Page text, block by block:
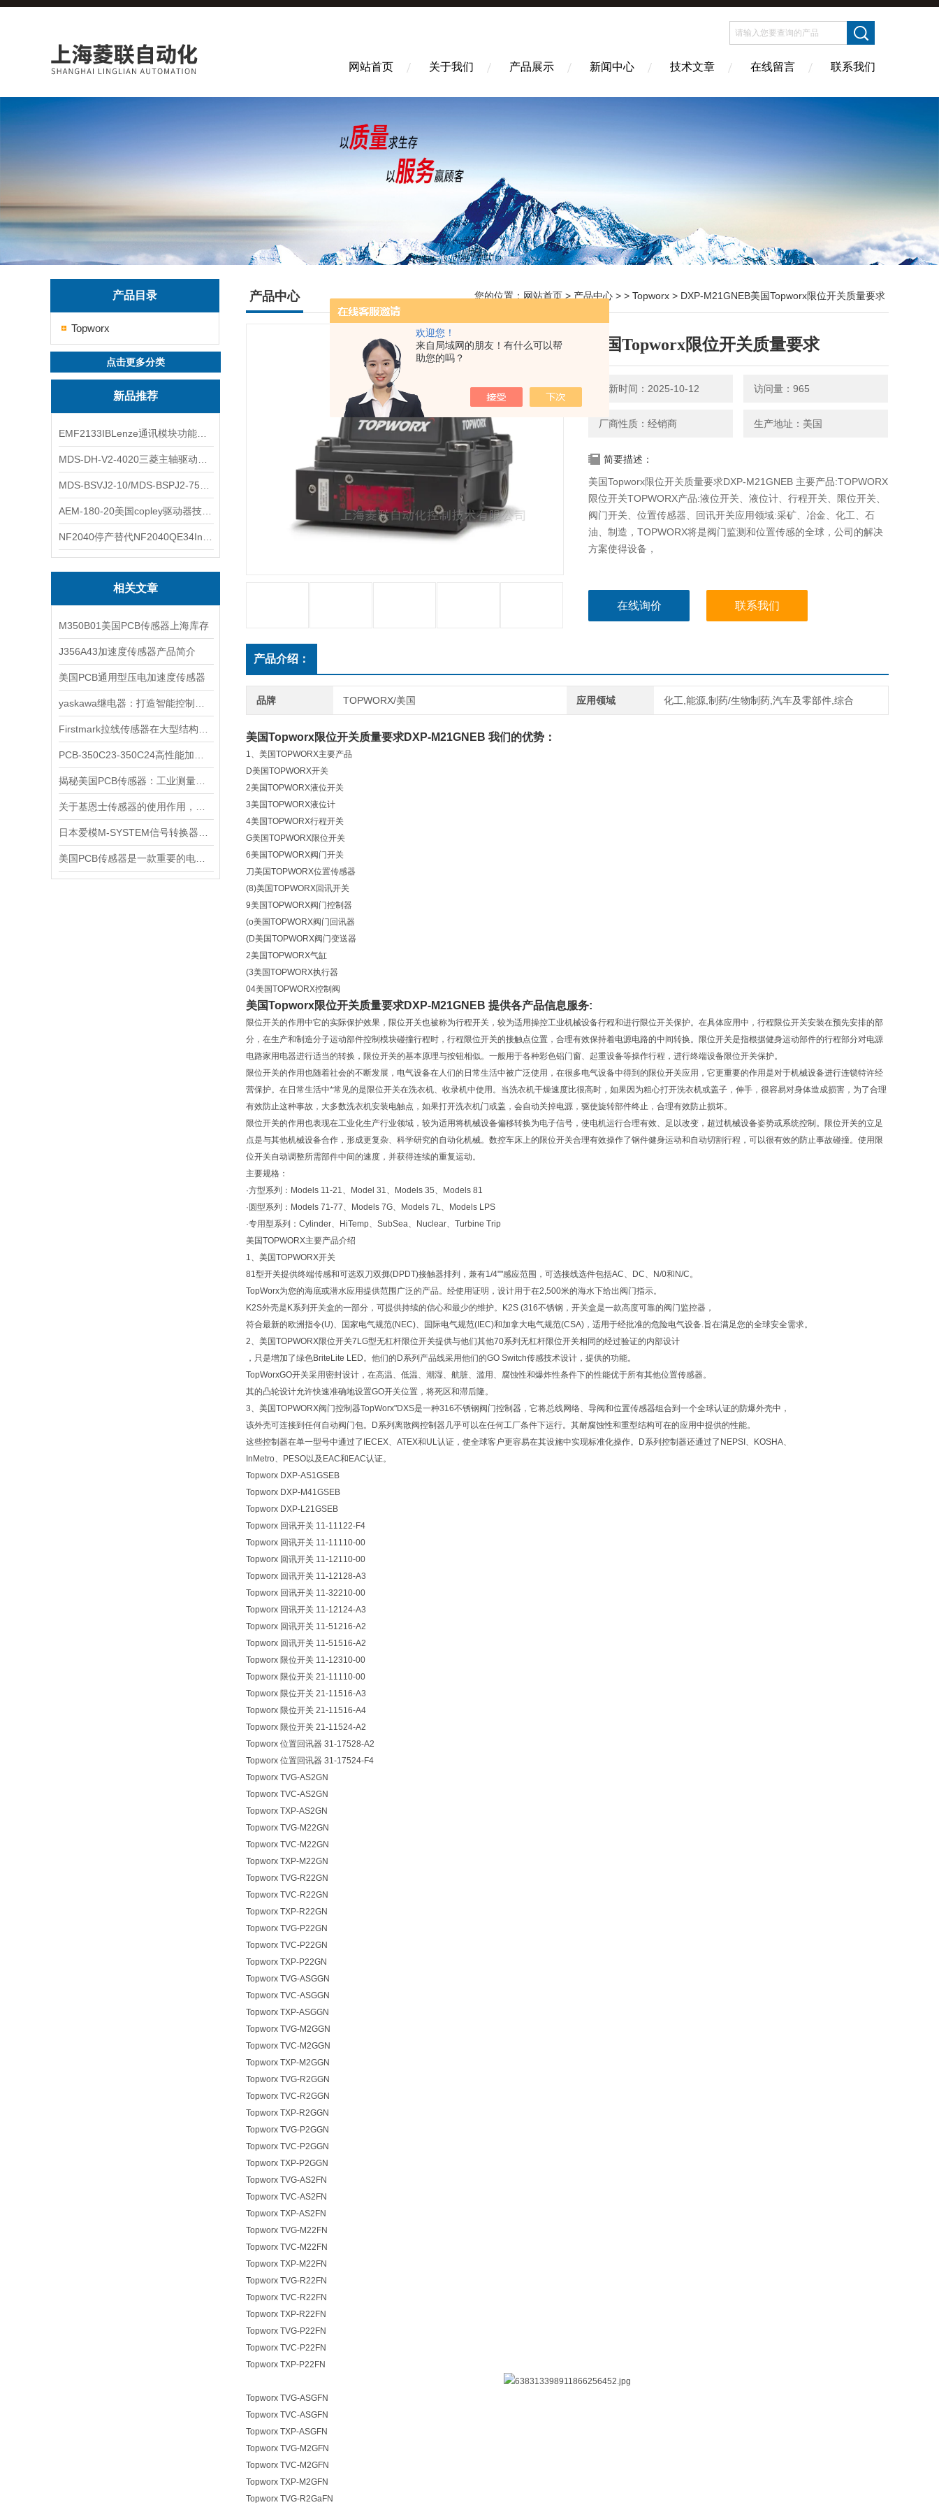
欢迎您！
来自局域网的朋友！有什么可以帮
助您的吗？
网站首页 关于我们 产品展示 新闻中心 技术文章 在线留言 联系我们
产品目录
Topworx
点击更多分类
新品推荐
相关文章
M350B01美国PCB传感器上海库存
J356A43加速度传感器产品简介
美国PCB通用型压电加速度传感器
产品中心 您的位置： 网站首页 > 产品中心 > > Topworx > DXP-M21GNEB美国Topworx限位开关质量要求
美国Topworx限位开关质量要求
更新时间：2025-10-12 访问量：965
厂商性质：经销商 生产地址：美国
简要描述：
美国Topworx限位开关质量要求DXP-M21GNEB 主要产品:TOPWORX
限位开关TOPWORX产品:液位开关、液位计、行程开关、限位开关、
阀门开关、位置传感器、回讯开关应用领域:采矿、冶金、化工、石
油、制造，TOPWORX将是阀门监测和位置传感的全球，公司的解决
方案使得设备，
在线询价 联系我们
产品介绍：
品牌 TOPWORX/美国 应用领域 化工,能源,制药/生物制药,汽车及零部件,综合
美国Topworx限位开关质量要求DXP-M21GNEB 我们的优势：
1、美国TOPWORX主要产品
D美国TOPWORX开关
2美国TOPWORX液位开关
3美国TOPWORX液位计
4美国TOPWORX行程开关
G美国TOPWORX限位开关
6美国TOPWORX阀门开关
刀美国TOPWORX位置传感器
(8)美国TOPWORX回讯开关
9美国TOPWORX阀门控制器
(o美国TOPWORX阀门回讯器
(D美国TOPWORX阀门变送器
2美国TOPWORX气缸
(3美国TOPWORX执行器
04美国TOPWORX控制阀
美国Topworx限位开关质量要求DXP-M21GNEB 提供各产品信息服务:
限位开关的作用中它的实际保护效果，限位开关也被称为行程开关，较为适用操控工业机械设备行程和进行限位开关保护。在具体应用中，行程限位开关安装在预先安排的部
分，在生产和制造分子运动部件控制模块碰撞行程时，行程限位开关的接触点位置，合理有效保持着电源电路的中间转换。限位开关是指根据健身运动部件的行程部分对电源
电路家用电器进行适当的转换，限位开关的基本原理与按钮相似。一般用于各种彩色铝门窗、起重设备等操作行程，进行终端设备限位开关保护。
限位开关的作用也随着社会的不断发展，电气设备在人们的日常生活中被广泛使用，在很多电气设备中得到的限位开关应用，它更重要的作用是对于机械设备进行连锁特许经
营保护。在日常生活中*常见的是限位开关在洗衣机、收录机中使用。当洗衣机干燥速度比很高时，如果因为粗心打开洗衣机或盖子，伸手，很容易对身体造成损害，为了合理
有效防止这种事故，大多数洗衣机安装电触点，如果打开洗衣机门或盖，会自动关掉电源，驱使旋转部件终止，合理有效防止损坏。
限位开关的作用也表现在工业化生产行业领域，较为适用将机械设备偏移转换为电子信号，使电机运行合理有效、足以改变，超过机械设备姿势或系统控制。限位开关的立足
点是与其他机械设备合作，形成更复杂、科学研究的自动化机械。数控车床上的限位开关合理有效操作了钢件健身运动和自动切割行程，可以很有效的防止事故碰撞。使用限
位开关自动调整所需部件中间的速度，并获得连续的重复运动。
主要规格：
·方型系列：Models 11-21、Model 31、Models 35、Models 81
·圆型系列：Models 71-77、Models 7G、Models 7L、Models LPS
·专用型系列：Cylinder、HiTemp、SubSea、Nuclear、Turbine Trip
美国TOPWORX主要产品介绍
1、美国TOPWORX开关
81型开关提供终端传感和可选双刀双掷(DPDT)接触器排列，兼有1/4""感应范围，可选接线选件包括AC、DC、N/0和N/C。
TopWorx为您的海底或潜水应用提供范围广泛的产品。经使用证明，设计用于在2,500米的海水下给出阀门指示。
K2S外壳是K系列开关盒的一部分，可提供持续的信心和最少的维护。K2S (316不锈钢，开关盒是一款高度可靠的阀门监控器，
符合最新的欧洲指令(U)、国家电气规范(NEC)、国际电气规范(IEC)和加拿大电气规范(CSA)，适用于经批准的危险电气设备.旨在满足您的全球安全需求。
2、美国TOPWORX限位开关7LG型无杠杆限位开关提供与他们其他70系列无杠杆限位开关相同的经过验证的内部设计
，只是增加了绿色BriteLite LED。他们的D系列产品线采用他们的GO Switch传感技术设计，提供的功能。
TopWorxGO开关采用密封设计，在高温、低温、潮湿、航脏、滥用、腐蚀性和爆炸性条件下的性能优于所有其他位置传感器。
其的凸轮设计允许快速准确地设置GO开关位置，将死区和滞后隆。
3、美国TOPWORX阀门控制器TopWorx"DXS是一种316不锈钢阀门控制器，它将总线网络、导阀和位置传感器组合到一个全球认证的防爆外壳中，
该外壳可连接到任何自动阀门包。D系列离散阀控制器几乎可以在任何工厂条件下运行。其耐腐蚀性和重型结构可在的应用中提供的性能。
这些控制器在单一型号中通过了IECEX、ATEX和UL认证，使全球客户更容易在其设施中实现标准化操作。D系列控制器还通过了NEPSI、KOSHA、
InMetro、PESO以及EAC和EAC认证。
Topworx DXP-AS1GSEB
Topworx DXP-M41GSEB
Topworx DXP-L21GSEB
Topworx 回讯开关 11-11122-F4
Topworx 回讯开关 11-11110-00
Topworx 回讯开关 11-12110-00
Topworx 回讯开关 11-12128-A3
Topworx 回讯开关 11-32210-00
Topworx 回讯开关 11-12124-A3
Topworx 回讯开关 11-51216-A2
Topworx 回讯开关 11-51516-A2
Topworx 限位开关 11-12310-00
Topworx 限位开关 21-11110-00
Topworx 限位开关 21-11516-A3
Topworx 限位开关 21-11516-A4
Topworx 限位开关 21-11524-A2
Topworx 位置回讯器 31-17528-A2
Topworx 位置回讯器 31-17524-F4
Topworx TVG-AS2GN
Topworx TVC-AS2GN
Topworx TXP-AS2GN
Topworx TVG-M22GN
Topworx TVC-M22GN
Topworx TXP-M22GN
Topworx TVG-R22GN
Topworx TVC-R22GN
Topworx TXP-R22GN
Topworx TVG-P22GN
Topworx TVC-P22GN
Topworx TXP-P22GN
Topworx TVG-ASGGN
Topworx TVC-ASGGN
Topworx TXP-ASGGN
Topworx TVG-M2GGN
Topworx TVC-M2GGN
Topworx TXP-M2GGN
Topworx TVG-R2GGN
Topworx TVC-R2GGN
Topworx TXP-R2GGN
Topworx TVG-P2GGN
Topworx TVC-P2GGN
Topworx TXP-P2GGN
Topworx TVG-AS2FN
Topworx TVC-AS2FN
Topworx TXP-AS2FN
Topworx TVG-M22FN
Topworx TVC-M22FN
Topworx TXP-M22FN
Topworx TVG-R22FN
Topworx TVC-R22FN
Topworx TXP-R22FN
Topworx TVG-P22FN
Topworx TVC-P22FN
Topworx TXP-P22FN
Topworx TVG-ASGFN
Topworx TVC-ASGFN
Topworx TXP-ASGFN
Topworx TVG-M2GFN
Topworx TVC-M2GFN
Topworx TXP-M2GFN
Topworx TVG-R2GaFN